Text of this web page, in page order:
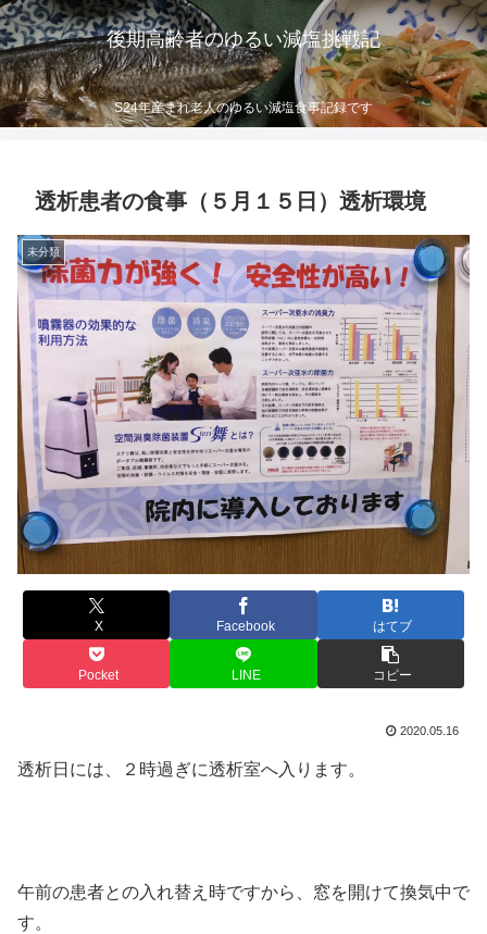
後期高齢者のゆるい減塩挑戦記
S24年産まれ老人のゆるい減塩食事記録です
透析患者の食事（５月１５日）透析環境
未分類
X Facebook はてブ
Pocket LINE コピー
2020.05.16
透析日には、２時過ぎに透析室へ入ります。
午前の患者との入れ替え時ですから、窓を開けて換気中で
す。